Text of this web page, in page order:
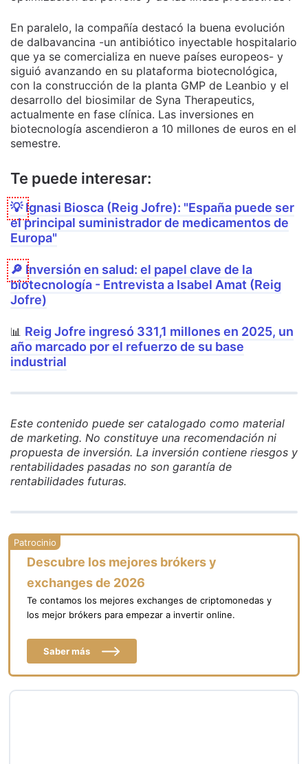
En paralelo, la compañía destacó la buena evolución
de dalbavancina -un antibiótico inyectable hospitalario
que ya se comercializa en nueve países europeos- y
siguió avanzando en su plataforma biotecnológica,
con la construcción de la planta GMP de Leanbio y el
desarrollo del biosimilar de Syna Therapeutics,
actualmente en fase clínica. Las inversiones en
biotecnología ascendieron a 10 millones de euros en el
semestre.
Te puede interesar:
💡Ignasi Biosca (Reig Jofre): "España puede ser
el principal suministrador de medicamentos de
Europa"
🔎 Inversión en salud: el papel clave de la
biotecnología - Entrevista a Isabel Amat (Reig
Jofre)
📊 Reig Jofre ingresó 331,1 millones en 2025, un
año marcado por el refuerzo de su base
industrial
Este contenido puede ser catalogado como material
de marketing. No constituye una recomendación ni
propuesta de inversión. La inversión contiene riesgos y
rentabilidades pasadas no son garantía de
rentabilidades futuras.
Descubre los mejores brókers y
exchanges de 2026
Te contamos los mejores exchanges de criptomonedas y
los mejor brókers para empezar a invertir online.
Saber más